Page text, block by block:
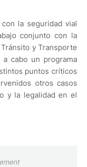
la seguridad vial
conjunto con la
y Transporte
cabo un programa
puntos críticos
otros casos
y la legalidad en el